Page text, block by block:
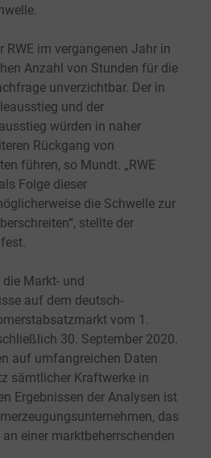
RWE im vergangenen Jahr in
Anzahl von Stunden für die
unverzichtbar. Der in
und der
würden in naher
Rückgang von
führen, so Mundt. „RWE
Folge dieser
die Schwelle zur
stellte der
Markt- und
auf dem deutsch-
vom 1.
30. September 2020.
auf umfangreichen Daten
sämtlicher Kraftwerke in
Ergebnissen der Analysen ist
das
einer marktbeherrschenden